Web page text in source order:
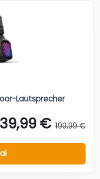
Lautsprecher
€ 199,99 €